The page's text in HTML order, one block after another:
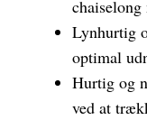
Lynhurtig
optimal
Hurtig og
ved at